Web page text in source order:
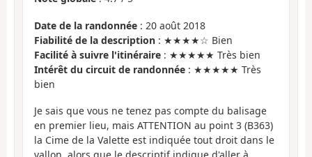
Date de la randonnée : 20 août 2018
Fiabilité de la description : ★★★★☆ Bien
Facilité à suivre l'itinéraire : ★★★★★ Très bien
Intérêt du circuit de randonnée : ★★★★★ Très
bien
Je sais que vous ne tenez pas compte du balisage
en premier lieu, mais ATTENTION au point 3 (B363)
la Cime de la Valette est indiquée tout droit dans le